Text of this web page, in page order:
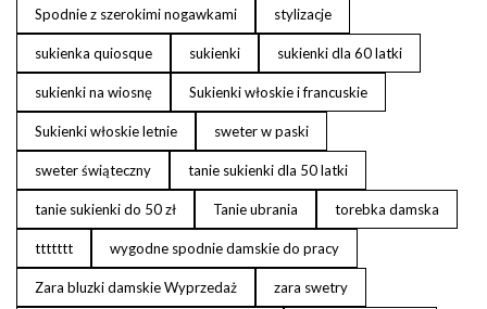
Spodnie z szerokimi nogawkami stylizacje
sukienka quiosque sukienki sukienki dla 60 latki
sukienki na wiosnę Sukienki włoskie i francuskie
Sukienki włoskie letnie sweter w paski
sweter świąteczny tanie sukienki dla 50 latki
tanie sukienki do 50 zł Tanie ubrania torebka damska
ttttttt wygodne spodnie damskie do pracy
Zara bluzki damskie Wyprzedaż zara swetry